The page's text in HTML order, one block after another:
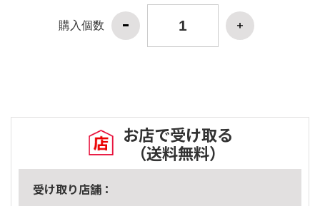
購入個数
お店で受け取る
（送料無料）
受け取り店舗：